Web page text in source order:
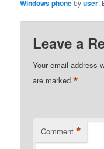
Windows phonebyuser.
Leave a
Your email address
are marked*
Comment *